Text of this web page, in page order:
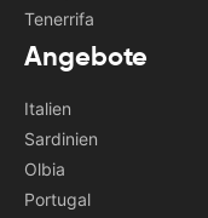
Tenerrifa
Angebote
Italien
Sardinien
Olbia
Portugal